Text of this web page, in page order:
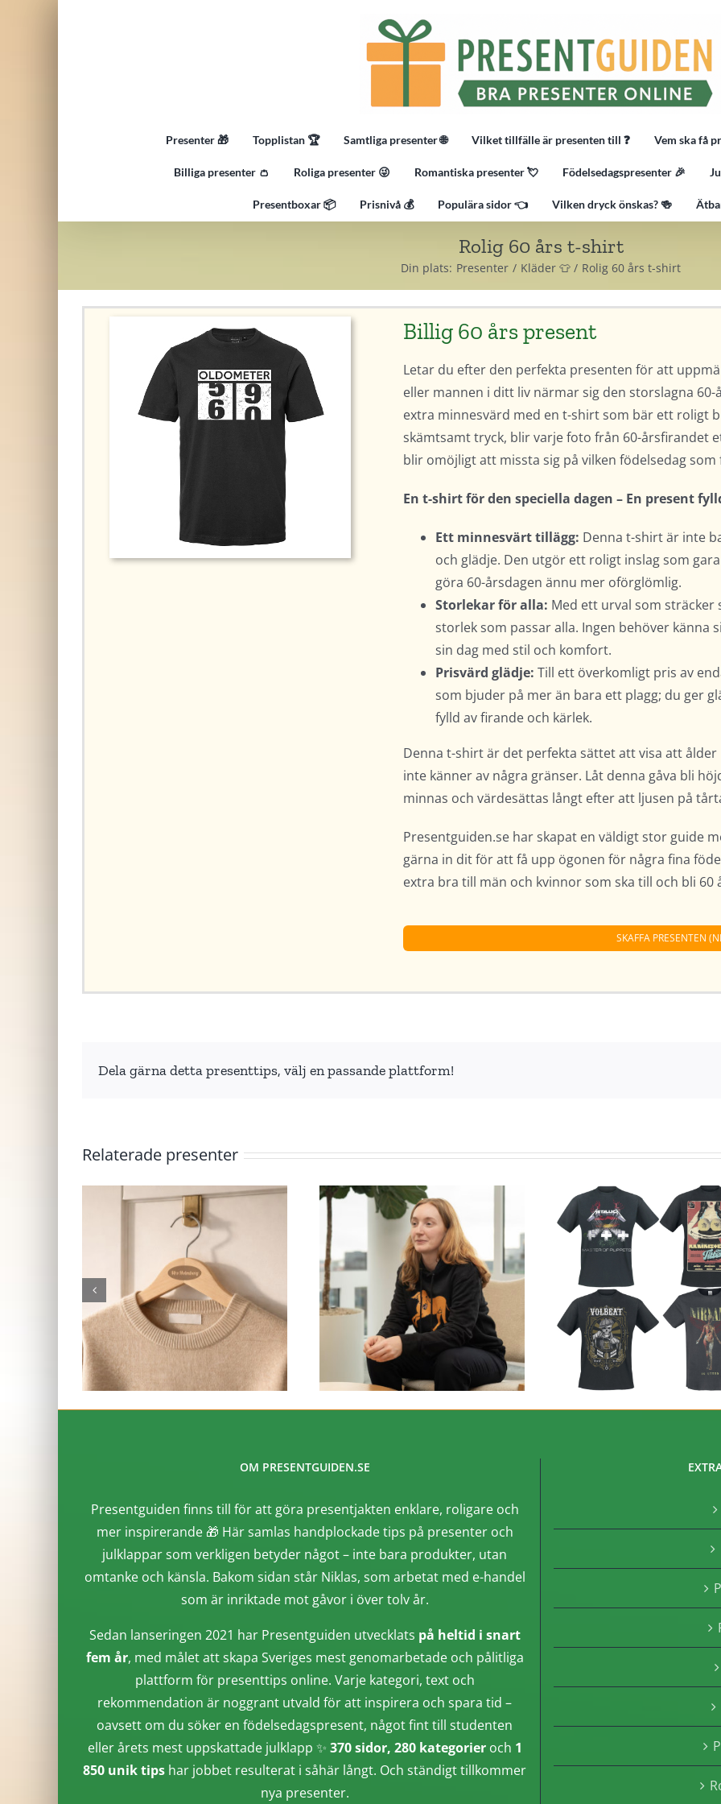
Presenter 🎁 Topplistan 🏆 Samtliga presenter 🌐 Vilket tillfälle är presenten till ❓ Vem ska få
Billiga presenter 👛 Roliga presenter 😜 Romantiska presenter 💘 Födelsedagspresenter 🎉
Presentboxar 📦 Prisnivå 💰 Populära sidor 👈 Vilken dryck önskas? 🍻
Rolig 60 års t-shirt
Din plats: Presenter Kläder 👕 Rolig 60 års t-shirt
Billig 60 års present
Letar du efter den perfekta presenten för att
eller mannen i ditt liv närmar sig den storslagna
extra minnesvärd med en t-shirt som bär ett roligt
skämtsamt tryck, blir varje foto från 60-årsfirandet
blir omöjligt att missta sig på vilken födelsedag som
En t-shirt för den speciella dagen – En present
Ett minnesvärt tillägg: Denna t-shirt är inte
och glädje. Den utgör ett roligt inslag som
göra 60-årsdagen ännu mer oförglömlig.
Storlekar för alla: Med ett urval som sträcker
storlek som passar alla. Ingen behöver känna
sin dag med stil och komfort.
Prisvärd glädje: Till ett överkomligt pris av
som bjuder på mer än bara ett plagg; du ger
fylld av firande och kärlek.
Denna t-shirt är det perfekta sättet att visa att
inte känner av några gränser. Låt denna gåva bli
minnas och värdesättas långt efter att ljusen på
Presentguiden.se har skapat en väldigt stor guide
gärna in dit för att få upp ögonen för några fina
extra bra till män och kvinnor som ska till och bli 60
SKAFFA PRESENTEN
Dela gärna detta presenttips, välj en passande plattform!
Relaterade presenter
OM PRESENTGUIDEN.SE
Presentguiden finns till för att göra presentjakten enklare, roligare och
mer inspirerande 🎁 Här samlas handplockade tips på presenter och
julklappar som verkligen betyder något – inte bara produkter, utan
omtanke och känsla. Bakom sidan står Niklas, som arbetat med e-handel
som är inriktade mot gåvor i över tolv år.
Sedan lanseringen 2021 har Presentguiden utvecklats på heltid i snart
fem år, med målet att skapa Sveriges mest genomarbetade och pålitliga
plattform för presenttips online. Varje kategori, text och
rekommendation är noggrant utvald för att inspirera och spara tid –
oavsett om du söker en födelsedagspresent, något fint till studenten
eller årets mest uppskattade julklapp ✨ 370 sidor, 280 kategorieroch 1
850 unik tips har jobbet resulterat i såhär långt. Och ständigt tillkommer
nya presenter.